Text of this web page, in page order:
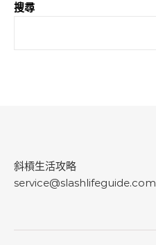
搜尋
斜槓生活攻略
service@slashlifeguide.com